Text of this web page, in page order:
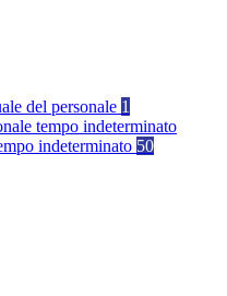
del personale 1
tempo indeterminato
indeterminato 50